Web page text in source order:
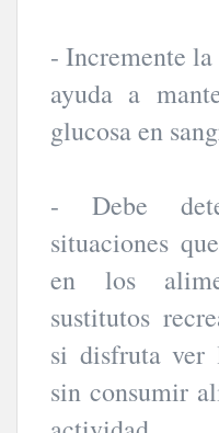
- Incremente
ayuda a
glucosa en
- Debe
situaciones
en los
sustitutos
si disfruta ver
sin consumir